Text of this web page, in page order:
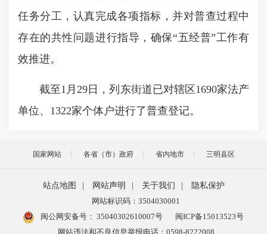
任务分工，认真完成各项指标，并对普查过程中
存在的共性问题进行指导，确保“五经普”工作有
效推进。
截至1月29日，列东街道已对辖区1690家法产
单位、1322家个体户进行了普查登记。
国家网站 各省（市）政府 省内地市 三明县区
站点地图 网站声明 关于我们
隐私保护
网站标识码：3504030001
闽公网安备号： 35040302610007号
闽ICP备15013523号
网站违法和不良信息举报电话：0598-8222008